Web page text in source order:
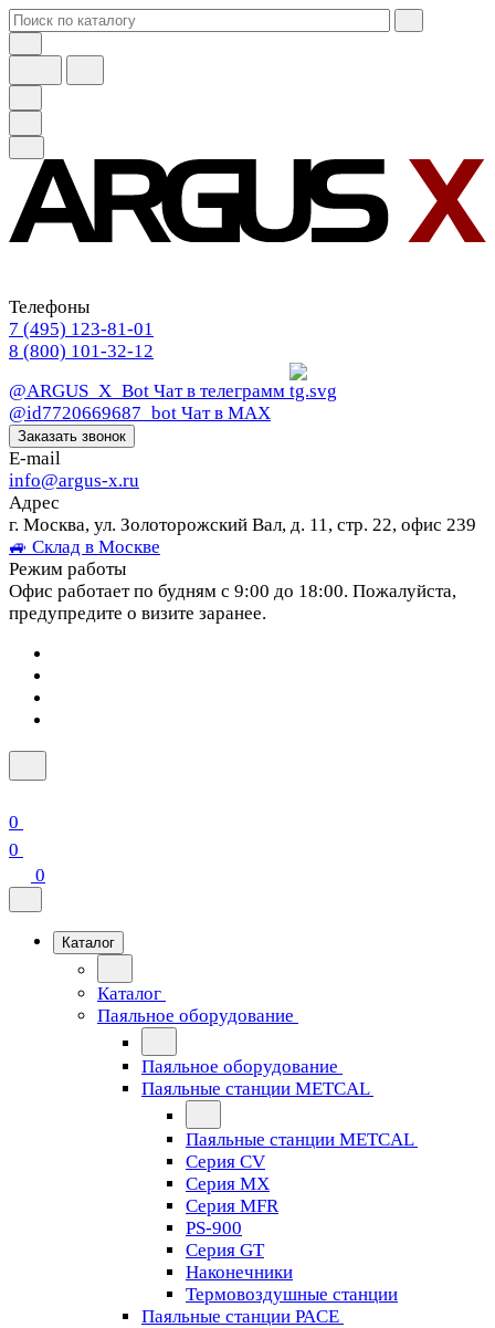
Телефоны
7 (495) 123-81-01
8 (800) 101-32-12
@ARGUS_X_Bot Чат в телеграмм
@id7720669687_bot Чат в МАХ
Заказать звонок
E-mail
info@argus-x.ru
Адрес
г. Москва, ул. Золоторожский Вал, д. 11, стр. 22, офис 239
🚙 Склад в Москве
Режим работы
Офис работает по будням с 9:00 до 18:00. Пожалуйста,
предупредите о визите заранее.
0
0
0
Каталог
Каталог
Паяльное оборудование
Паяльное оборудование
Паяльные станции METCAL
Паяльные станции METCAL
Серия CV
Серия MX
Серия MFR
PS-900
Серия GT
Наконечники
Термовоздушные станции
Паяльные станции PACE